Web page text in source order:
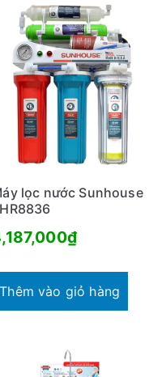
lọc nước Sunhouse
₫
Thêm vào giỏ hàng